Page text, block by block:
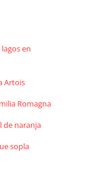
en
Artois
Romagna
de naranja
sopla